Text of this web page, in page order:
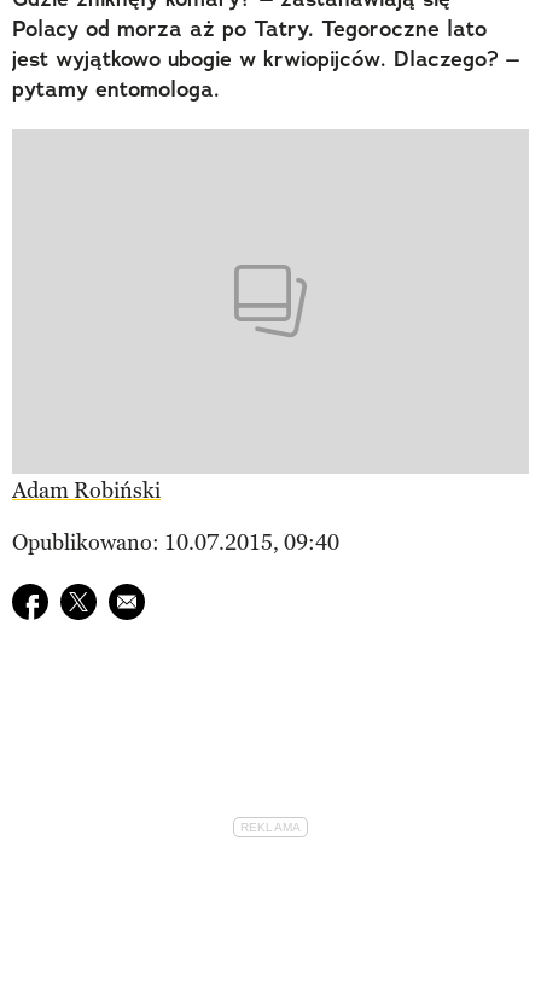
Polacy od morza aż po Tatry. Tegoroczne lato
jest wyjątkowo ubogie w krwiopijców. Dlaczego? –
pytamy entomologa.
Adam Robiński
Opublikowano: 10.07.2015, 09:40
Udostępnij na facebook
Udostępnij na twitter
E-mail do przyjaciela